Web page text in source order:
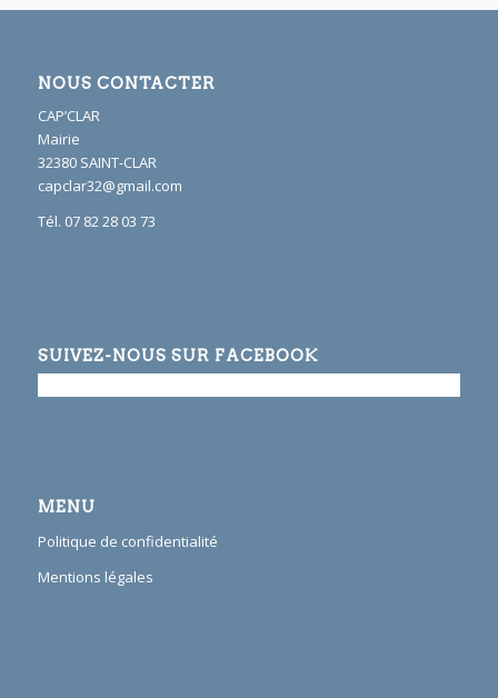
NOUS CONTACTER
CAP’CLAR
Mairie
32380 SAINT-CLAR
capclar32@gmail.com
Tél. 07 82 28 03 73
SUIVEZ-NOUS SUR FACEBOOK
MENU
Politique de confidentialité
Mentions légales